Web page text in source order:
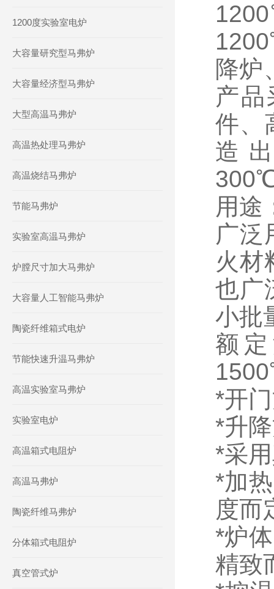
1200度实验室电炉
大容量研究型马弗炉
大容量经济型马弗炉
大型高温马弗炉
高温热处理马弗炉
高温烧结马弗炉
节能马弗炉
实验室高温马弗炉
炉膛尺寸加大马弗炉
大容量人工智能马弗炉
陶瓷纤维箱式电炉
节能快速升温马弗炉
高温实验室马弗炉
实验室电炉
高温箱式电阻炉
高温马弗炉
陶瓷纤维马弗炉
分体箱式电阻炉
真空管式炉
降炉
产
件、
造
用途
广泛
火材
也广
小批
额
*开
*升
*采
*加
度而
*炉
精致